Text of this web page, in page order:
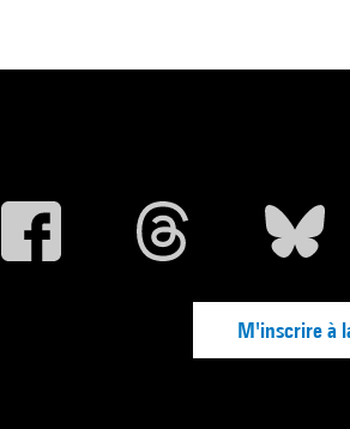
Magazine littéraire
adolescents
se noue entre les
dictature et des
M'inscrire à